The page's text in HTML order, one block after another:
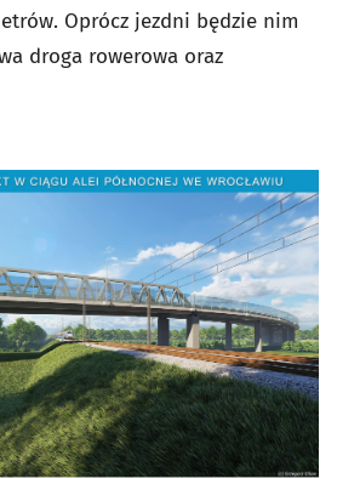
Oprócz jezdni będzie nim
droga rowerowa oraz